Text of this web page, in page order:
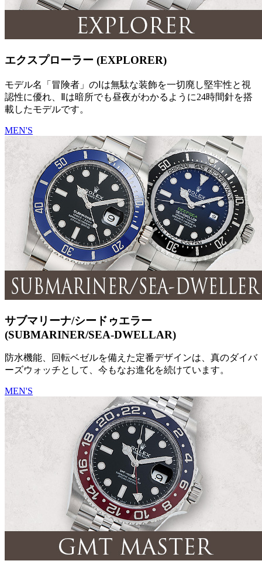
エクスプローラー (EXPLORER)
モデル名「冒険者」のⅠは無駄な装飾を一切廃し堅牢性と視
認性に優れ、Ⅱは暗所でも昼夜がわかるように24時間針を搭
載したモデルです。
MEN'S
サブマリーナ/シードゥエラー
(SUBMARINER/SEA-DWELLAR)
防水機能、回転ベゼルを備えた定番デザインは、真のダイバ
ーズウォッチとして、今もなお進化を続けています。
MEN'S